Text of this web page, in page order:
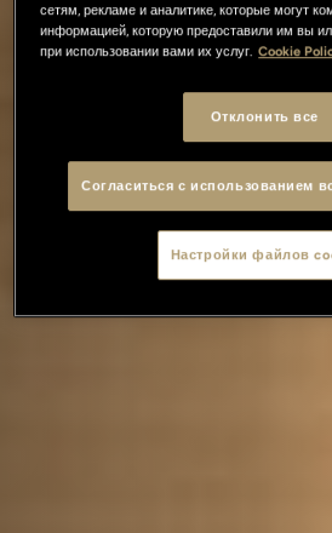
сетям, рекламе и аналитике, которые могут
информацией, которую предоставили им вы
при использовании вами их услуг. Cookie
Отклонить все
Согласиться с использованием
Настройки файлов